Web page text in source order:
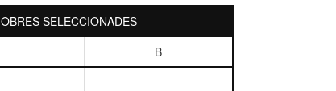
OBRES SELECCIONADES
B